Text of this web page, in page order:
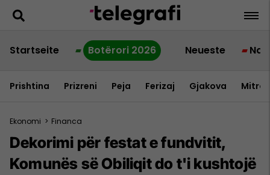
Startseite Botërori 2026 Neueste
Prishtina Prizreni Peja Ferizaj Gjakova
Ekonomi > Financa
Dekorimi për festat e fundvitit,
Komunës së Obiliqit do t'i kushtojë